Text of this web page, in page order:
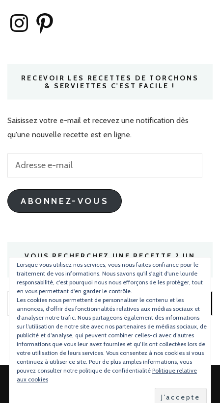
InstagramPinterest
RECEVOIR LES RECETTES DE TORCHONS
& SERVIETTES C'EST FACILE !
Saisissez votre e-mail et recevez une notification dès
qu'une nouvelle recette est en ligne.
Adresse
mail
ABONNEZ-VOUS
VOUS RECHERCHEZ UNE RECETTE ? UN
INGRÉDIENT ?
Rechercher :
2026 Copyright
Lorsque vous utilisez nos services, vous nous faites confiance pour le
traitement de vos informations. Nous savons qu'il s'agit d'une lourde
responsabilité, c'est pourquoi nous nous efforçons de les protéger, tout
en vous permettant d'en garder le contrôle.
Les cookies nous permettent de personnaliser le contenu et les
annonces, d’offrir des fonctionnalités relatives aux médias sociaux et
d’analyser notre trafic. Nous partageons également des informations
sur l’utilisation de notre site avec nos partenaires de médias sociaux, de
publicité et d’analyse, qui peuvent combiner celles-ci avec d’autres
informations que vous leur avez fournies et qu’ils ont collectées lors de
votre utilisation de leurs services. Vous consentez à nos cookies si vous
continuez à utiliser ce site. Pour de plus amples informations, vous
pouvez consulter notre politique de confidentialité Politique relative
aux cookies